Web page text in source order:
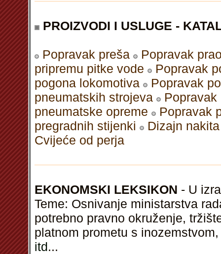
PROIZVODI I USLUGE -
Popravak preša
Popravak
pripremu pitke vode
Popravak
pogona lokomotiva
Popravak
pneumatskih strojeva
pneumatske opreme
Popravak
pregradnih stijenki
Dizajn nakita
Cvijeće od perja
EKONOMSKI LEKSIKON - U
Teme: Osnivanje ministarstva
potrebno pravno okruženje,
platnom prometu s
itd...